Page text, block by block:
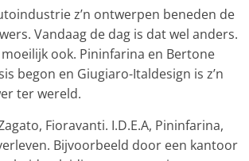
z’n ontwerpen beneden de
Vandaag de dag is dat wel anders.
ook. Pininfarina en Bertone
begon en Giugiaro-Italdesign is z’n
ter wereld.
Fioravanti. I.D.E.A, Pininfarina,
Bijvoorbeeld door een kantoor